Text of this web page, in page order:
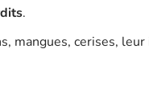
.
mangues, cerises,